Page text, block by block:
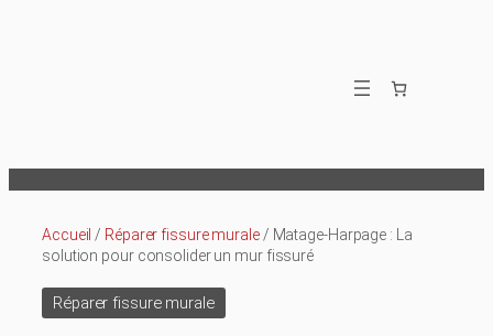
Accueil / Réparer fissure murale/ Matage-Harpage : La
solution pour consolider un mur fissuré
Réparer fissure murale